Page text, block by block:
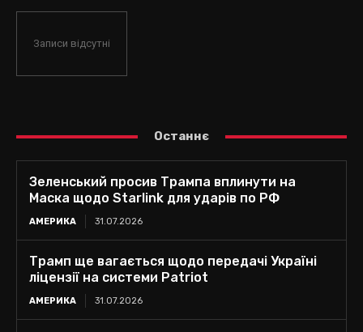
Записи відсутні
Останнє
Зеленський просив Трампа вплинути на
Маска щодо Starlink для ударів по РФ
АМЕРИКА 31.07.2026
Трамп ще вагається щодо передачі Україні
ліцензії на системи Patriot
АМЕРИКА 31.07.2026